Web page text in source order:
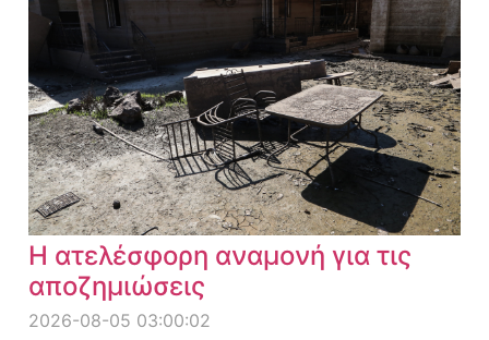
Η ατελέσφορη αναμονή για τις
αποζημιώσεις
2026-08-05 03:00:02